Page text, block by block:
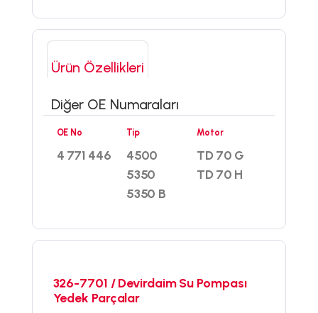
Ürün Özellikleri
Diğer OE Numaraları
OE No
4 771 446
Tip
4500
5350
5350 B
Motor
TD 70 G
TD 70 H
326-7701 / Devirdaim Su Pompası
Yedek Parçalar